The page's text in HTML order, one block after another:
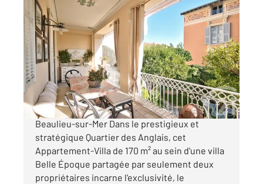
BEAULIEU SUR MER 06
169,10 m , 6 pièces
Ref : 5577
Appartement F6 à vendre
3 500 000 €
Appartement-Villa d'exception avec jardin
Beaulieu-sur-Mer Dans le prestigieux et
stratégique Quartier des Anglais, cet
Appartement-Villa de 170 m² au sein d'une villa
Belle Époque partagée par seulement deux
propriétaires incarne l'exclusivité, le